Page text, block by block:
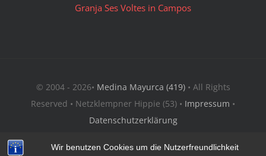
Wir benutzen Cookies um die Nutzerfreundlichkeit
Granja Ses Voltes in Campos
© 2004 - 2026• Medina Mayurca (419)• All Rights
Reserved • Netzklempner Hippie (53) • Impressum •
Datenschutzerklärung